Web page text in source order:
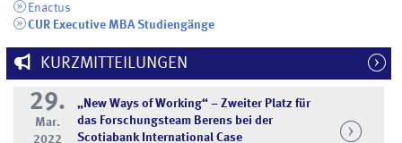
Enactus
CUR Executive MBA Studiengänge
KURZMITTEILUNGEN
29.
Mar.
2022
„New Ways of Working“ – Zweiter Platz für
das Forschungsteam Berens bei der
Scotiabank International Case